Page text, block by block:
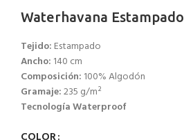
Waterhavana Estampado
Tejido: Estampado
Ancho: 140 cm
Composición: 100% Algodón
Gramaje:235 g/m²
Tecnología Waterproof